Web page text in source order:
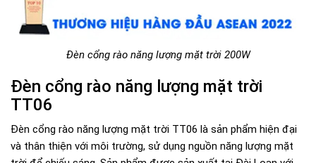
Đèn cổng rào năng lượng mặt trời 200W
Đèn cổng rào năng lượng mặt trời
TT06
Đèn cổng rào năng lượng mặt trời TT06 là sản phẩm hiện đại
và thân thiện với môi trường, sử dụng nguồn năng lượng mặt